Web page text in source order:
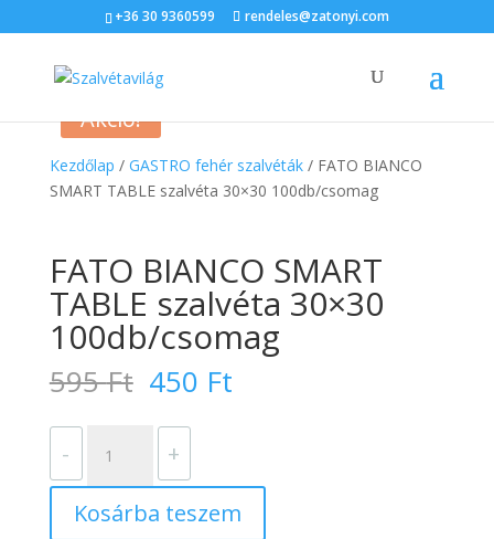
+36 30 9360599 rendeles@zatonyi.com
Kezdőlap / GASTRO fehér szalvéták/ FATO BIANCO
SMART TABLE szalvéta 30×30 100db/csomag
Akció!
FATO BIANCO SMART
TABLE szalvéta 30×30
100db/csomag
595Ft Original
price
was:
595 Ft.
450 FtCurrent
price
-
BIANCO
SMART
TABLE
+
Kosárba teszem